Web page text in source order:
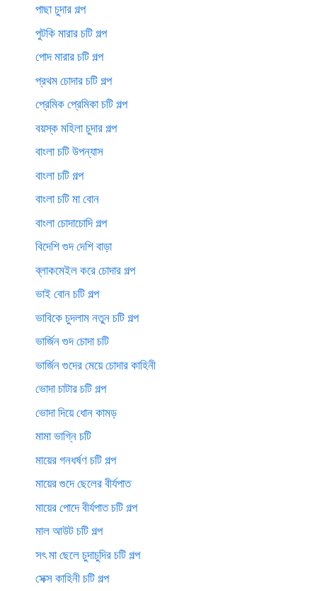
পাছা চুদার গল্প
পুটকি মারার চটি গল্প
পোদ মারার চটি গল্প
প্রথম চোদার চটি গল্প
প্রেমিক প্রেমিকা চটি গল্প
বয়স্ক মহিলা চুদার গল্প
বাংলা চটি উপন্যাস
বাংলা চটি গল্প
বাংলা চটি মা বোন
বাংলা চোদাচোদি গল্প
বিদেশি গুদ দেশি বাড়া
ব্লাকমেইল করে চোদার গল্প
ভাই বোন চটি গল্প
ভাবিকে চুদলাম নতুন চটি গল্প
ভার্জিন গুদ চোদা চটি
ভার্জিন গুদের মেয়ে চোদার কাহিনী
ভোদা চাটার চটি গল্প
ভোদা দিয়ে ধোন কামড়
মামা ভাগ্নি চটি
মায়ের গনধর্ষণ চটি গল্প
মায়ের গুদে ছেলের বীর্যপাত
মায়ের পোদে বীর্যপাত চটি গল্প
মাল আউট চটি গল্প
সৎ মা ছেলে চুদাচুদির চটি গল্প
সেক্স কাহিনী চটি গল্প